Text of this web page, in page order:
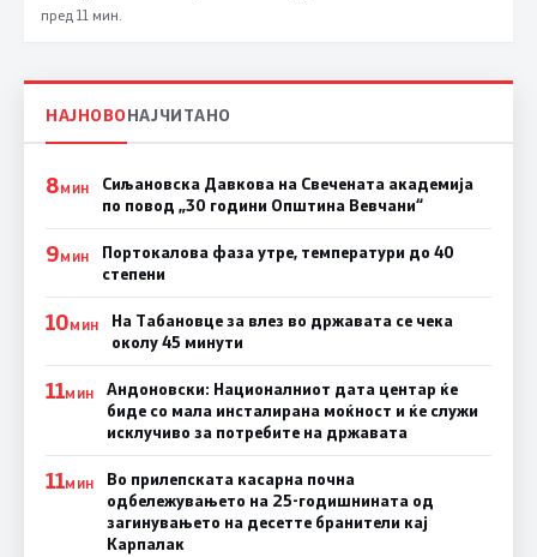
пред 11 мин.
НАЈНОВОНАЈЧИТАНО
8МИН
Сиљановска Давкова на Свечената академија
по повод „30 години Општина Вевчани“
9МИН
Портокалова фаза утре, температури до 40
степени
10МИН
На Табановце за влез во државата се чека
околу 45 минути
11МИН
Андоновски: Националниот дата центар ќе
биде со мала инсталирана моќност и ќе служи
исклучиво за потребите на државата
11МИН
Во прилепската касарна почна
одбележувањето на 25-годишнината од
загинувањето на десетте бранители кај
Карпалак